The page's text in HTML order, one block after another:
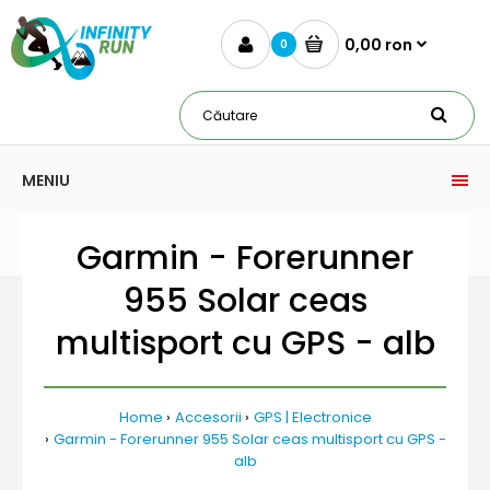
0 0,00 ron
MENIU
Garmin - Forerunner
955 Solar ceas
multisport cu GPS - alb
Home Accesorii
GPS | Electronice
Garmin - Forerunner 955 Solar ceas multisport cu GPS -
alb